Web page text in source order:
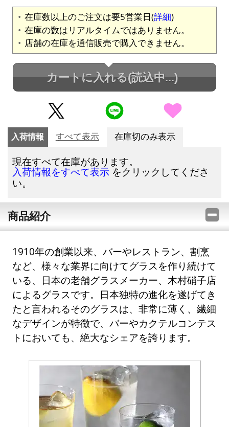
在庫数以上のご注文は要5営業日(詳細)
在庫の数はリアルタイムではありません。
店舗の在庫を通信販売で購入できません。
カートに入れる(読込中...)
入荷情報 すべて表示 在庫切のみ表示
現在すべて在庫があります。
入荷情報をすべて表示 をクリックしてくださ
い。
商品紹介
1910年の創業以来、バーやレストラン、割烹
など、様々な業界に向けてグラスを作り続けて
いる、日本の老舗グラスメーカー、木村硝子店
によるグラスです。日本独特の進化を遂げてき
たと言われるそのグラスは、非常に薄く、繊細
なデザインが特徴で、バーやカクテルコンテス
トにおいても、絶大なシェアを誇ります。